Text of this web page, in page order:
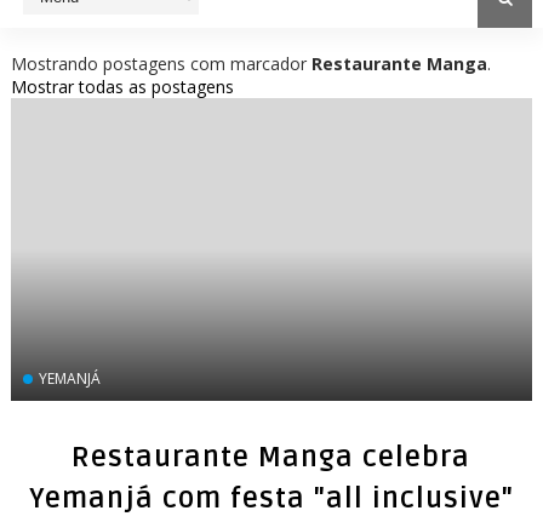
Mostrando postagens com marcador Restaurante Manga.
Mostrar todas as postagens
YEMANJÁ
Restaurante Manga celebra
Yemanjá com festa "all inclusive"